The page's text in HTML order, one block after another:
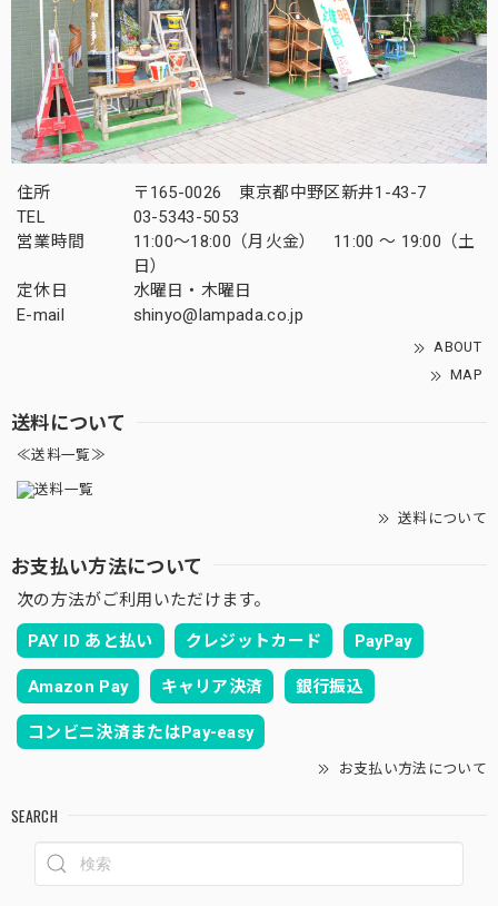
住所
〒165-0026 東京都中野区新井1-43-7
TEL
03-5343-5053
営業時間
11:00～18:00（月火金） 11:00 ～ 19:00（土
日）
定休日
水曜日・木曜日
E-mail
shinyo@lampada.co.jp
ABOUT
MAP
送料について
≪送料一覧≫
送料について
お支払い方法について
次の方法がご利用いただけます。
PAY ID あと払い クレジットカード PayPay
Amazon Pay キャリア決済 銀行振込
コンビニ決済またはPay-easy
お支払い方法について
SEARCH